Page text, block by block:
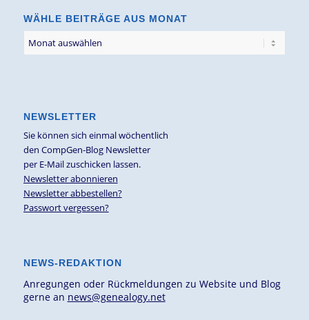
WÄHLE BEITRÄGE AUS MONAT
NEWSLETTER
Sie können sich einmal wöchentlich
den CompGen-Blog Newsletter
per E-Mail zuschicken lassen.
Newsletter abonnieren
Newsletter abbestellen?
Passwort vergessen?
NEWS-REDAKTION
Anregungen oder Rückmeldungen zu Website und Blog
gerne an news@genealogy.net